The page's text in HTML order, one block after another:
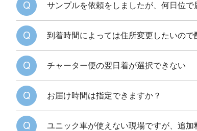
サンプルを依頼をしましたが、何日位
到着時間によっては住所変更したいので
チャーター便の翌日着が選択できない
お届け時間は指定できますか？
ユニック車が使えない現場ですが、追